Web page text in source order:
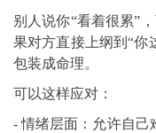
别人说你“看着很累”
果对方直接上纲到“你
包装成命理。
可以这样应对：
- 情绪层面：允许自己